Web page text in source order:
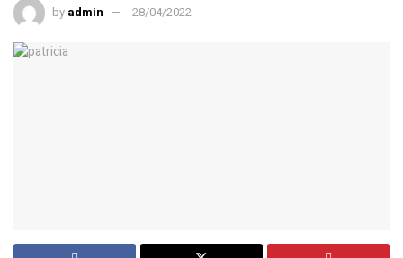
by admin 28/04/2022